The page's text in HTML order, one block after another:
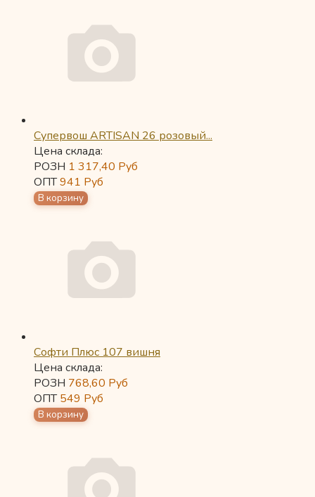
Супервош ARTISAN 26 розовый...
Цена склада:
РОЗН 1 317,40 Руб
ОПТ941 Руб
Софти Плюс 107 вишня
Цена склада:
РОЗН 768,60 Руб
ОПТ549 Руб